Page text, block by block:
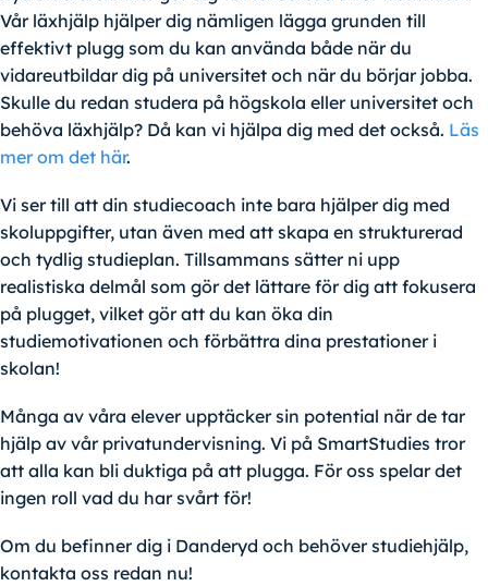
Vår läxhjälp hjälper dig nämligen lägga grunden till
effektivt plugg som du kan använda både när du
vidareutbildar dig på universitet och när du börjar jobba.
Skulle du redan studera på högskola eller universitet och
behöva läxhjälp? Då kan vi hjälpa dig med det också. Läs
mer om det här.
Vi ser till att din studiecoach inte bara hjälper dig med
skoluppgifter, utan även med att skapa en strukturerad
och tydlig studieplan. Tillsammans sätter ni upp
realistiska delmål som gör det lättare för dig att fokusera
på plugget, vilket gör att du kan öka din
studiemotivationen och förbättra dina prestationer i
skolan!
Många av våra elever upptäcker sin potential när de tar
hjälp av vår privatundervisning. Vi på SmartStudies tror
att alla kan bli duktiga på att plugga. För oss spelar det
ingen roll vad du har svårt för!
Om du befinner dig i Danderyd och behöver studiehjälp,
kontakta oss redan nu!